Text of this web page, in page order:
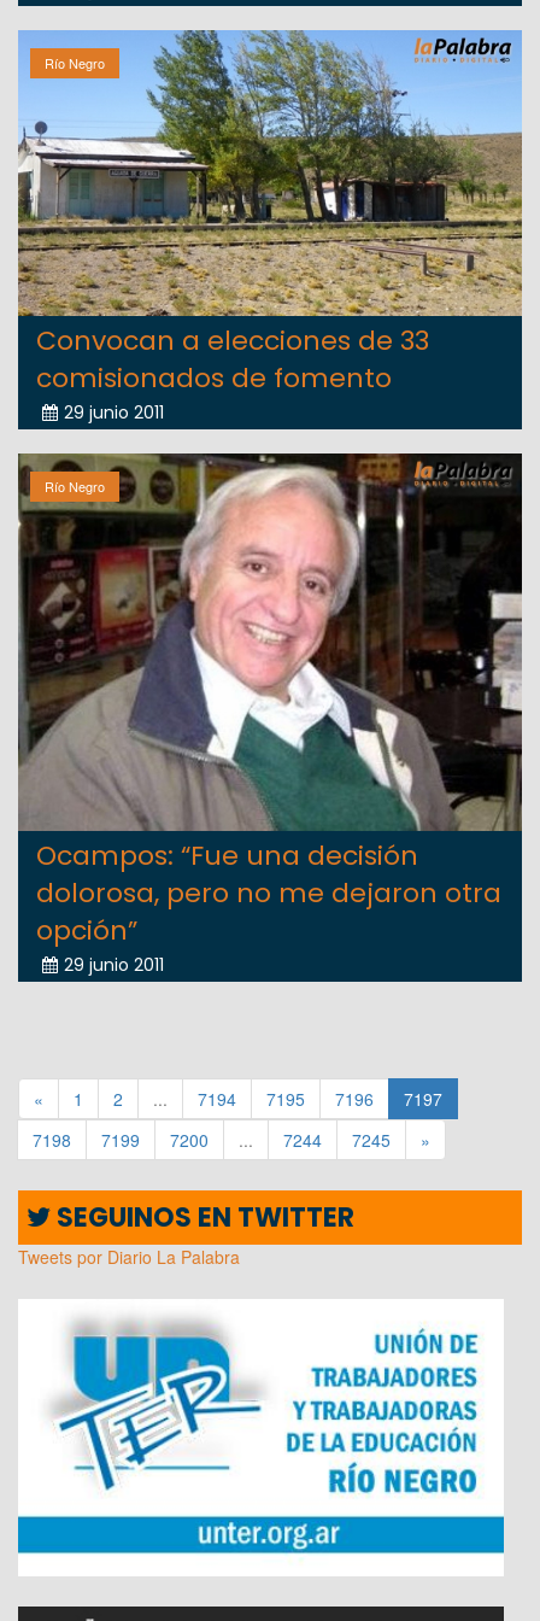
Río Negro
Convocan a elecciones de 33
comisionados de fomento
29 junio 2011
Río Negro
Ocampos: “Fue una decisión
dolorosa, pero no me dejaron otra
opción”
29 junio 2011
« 1 2 ... 7194 7195 7196
7197
7198
7199 7200 ... 7244 7245 »
SEGUINOS EN TWITTER
Tweets por Diario La Palabra